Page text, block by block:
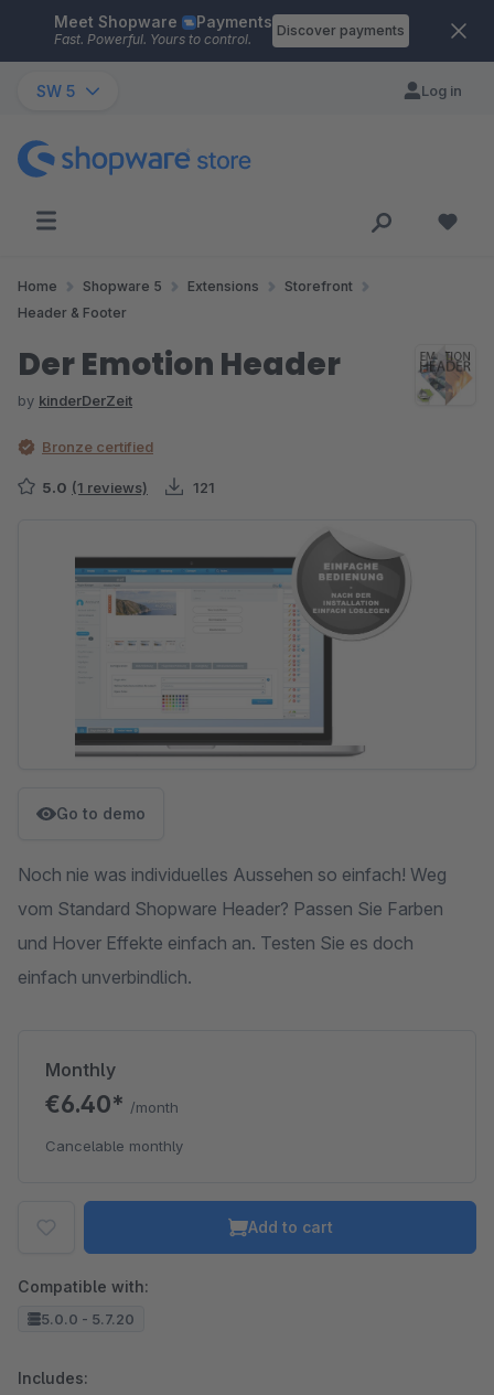
Skip to main content
Meet Shopware Payments
Fast. Powerful. Yours to control.
Discover payments
SW 5 Log in
Home Shopware 5 Extensions
Storefront
Header & Footer
Der Emotion Header
by kinderDerZeit
Bronze certified
5.0 (1 reviews) 121
Go to demo
Noch nie was individuelles Aussehen so einfach! Weg
vom Standard Shopware Header? Passen Sie Farben
und Hover Effekte einfach an. Testen Sie es doch
einfach unverbindlich.
Monthly
€6.40* /month
Cancelable monthly
Add to cart
Compatible with:
5.0.0 - 5.7.20
Includes: